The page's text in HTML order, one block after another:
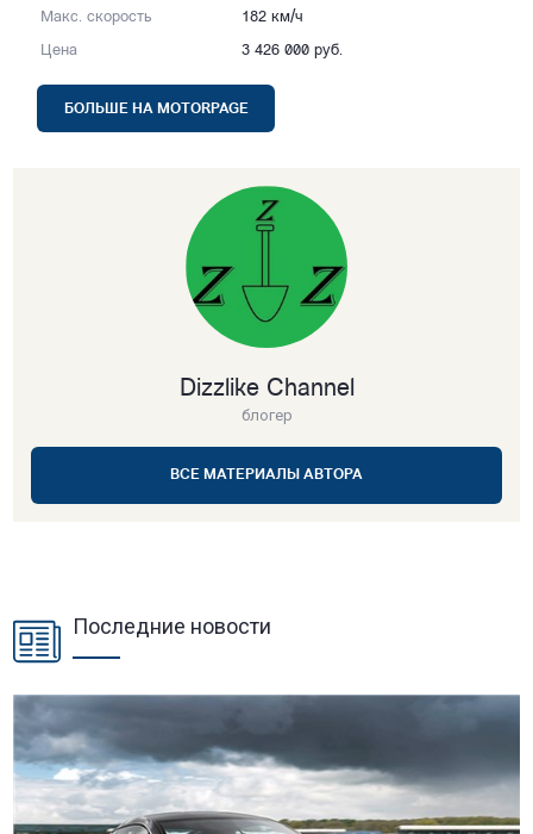
Макс. скорость 182 км/ч
Цена 3 426 000 руб.
БОЛЬШЕ НА MOTORPAGE
Dizzlike Channel
блогер
ВСЕ МАТЕРИАЛЫ АВТОРА
Последние новости